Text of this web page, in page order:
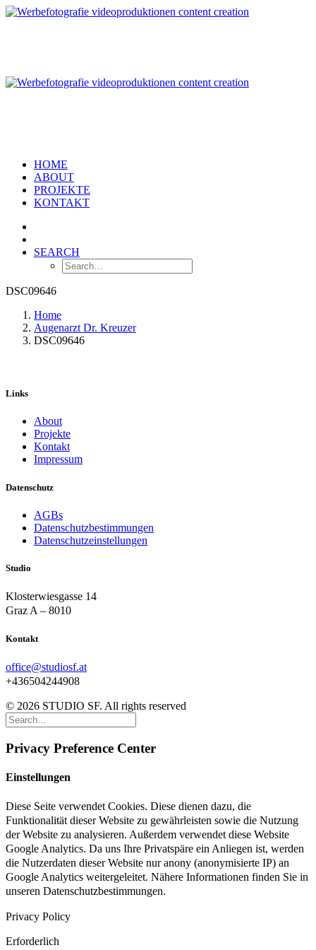
HOME
ABOUT
PROJEKTE
KONTAKT
SEARCH
DSC09646
Home
Augenarzt Dr. Kreuzer
DSC09646
Links
About
Projekte
Kontakt
Impressum
Datenschutz
AGBs
Datenschutzbestimmungen
Datenschutzeinstellungen
Studio
Klosterwiesgasse 14
Graz A – 8010
Kontakt
office@studiosf.at
+436504244908
© 2026 STUDIO SF. All rights reserved
Privacy Preference Center
Einstellungen
Diese Seite verwendet Cookies. Diese dienen dazu, die
Funktionalität dieser Website zu gewährleisten sowie die Nutzung
der Website zu analysieren. Außerdem verwendet diese Website
Google Analytics. Da uns Ihre Privatspäre ein Anliegen ist, werden
die Nutzerdaten dieser Website nur anony (anonymisierte IP) an
Google Analytics weitergeleitet. Nähere Informationen finden Sie in
unseren Datenschutzbestimmungen.
Privacy Policy
Erforderlich